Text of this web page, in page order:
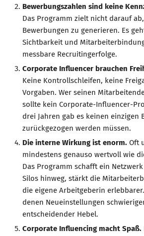
Bewerbungszahlen sind keine
Das Programm zielt nicht darauf
Bewerbungen zu generieren. Es
Sichtbarkeit und
messbare Recruitingerfolge.
Corporate Influencer brauchen
Keine Kontrollschleifen, keine
Vorgaben. Wer seinen
sollte kein Corporate-Influencer-
drei Jahren gab es keinen einzigen
zurückgezogen werden müssen.
Die interne Wirkung ist enorm. Oft
mindestens genauso wertvoll wie
Das Programm schafft ein
Silos hinweg, stärkt die
die eigene Arbeitgeberin
denen Neueinstellungen
entscheidender Hebel.
Corporate Influencing macht Spaß.